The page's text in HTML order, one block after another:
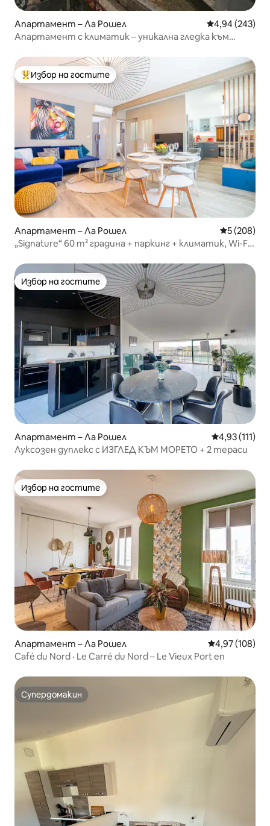
Апартамент – Ла Рошел Средна
4,94 (243)
Апартамент с климатик – уникална гледка към
Най-популярен избор на гостите
Избор на гостите
Апартамент – Ла Рошел Средна
5 (208)
„Signature“ 60 m² градина + паркинг + климатик, Wi-Fi
Избор на гостите
Избор на гостите
Апартамент – Ла Рошел Средна
4,93 (111)
Луксозен дуплекс с ИЗГЛЕД КЪМ МОРЕТО + 2 тераси
Избор на гостите
Избор на гостите
Апартамент – Ла Рошел Средна
4,97 (108)
Café du Nord · Le Carré du Nord – Le Vieux Port en
Супердомакин
Супердомакин